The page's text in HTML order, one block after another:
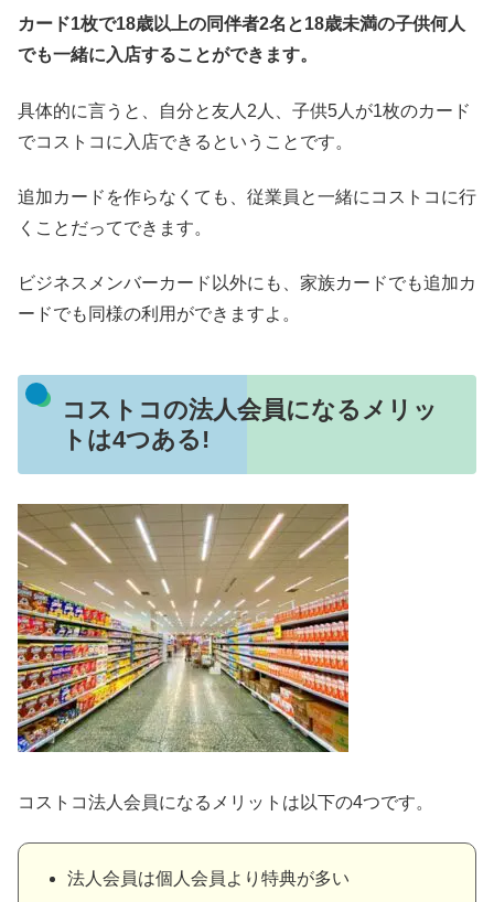
カード1枚で18歳以上の同伴者2名と18歳未満の子供何人
でも一緒に入店することができます。
具体的に言うと、自分と友人2人、子供5人が1枚のカード
でコストコに入店できるということです。
追加カードを作らなくても、従業員と一緒にコストコに行
くことだってできます。
ビジネスメンバーカード以外にも、家族カードでも追加カ
ードでも同様の利用ができますよ。
コストコの法人会員になるメリッ
トは4つある!
コストコ法人会員になるメリットは以下の4つです。
法人会員は個人会員より特典が多い